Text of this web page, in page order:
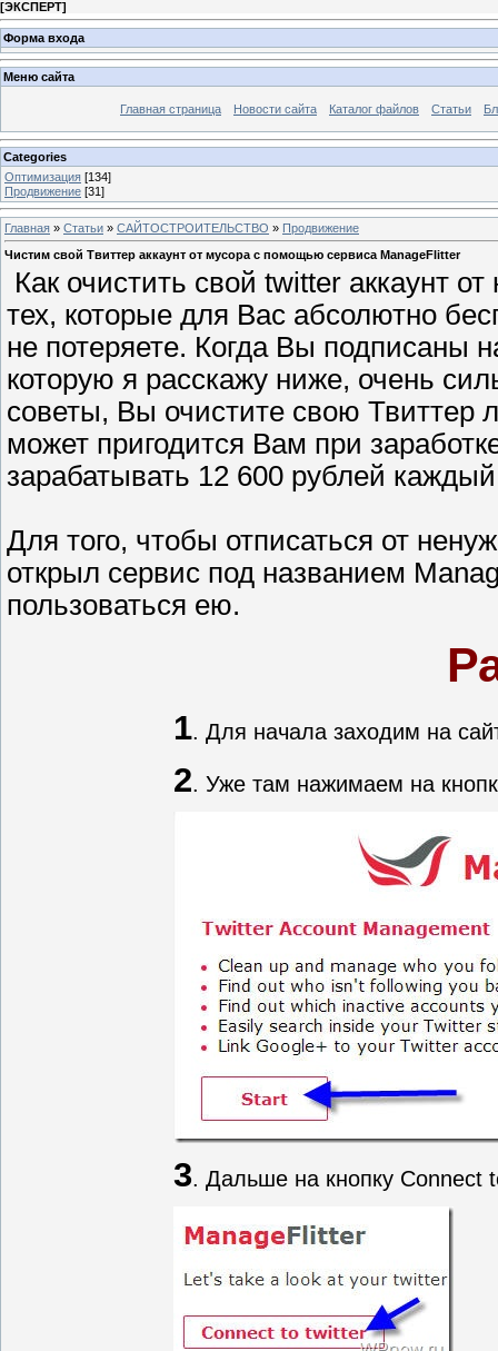
[ЭКСПЕРТ]
Форма входа
Меню сайта
Главная страница Новости сайта Каталог файлов Статьи
Categories
Оптимизация [134]
Продвижение [31]
Главная » Статьи » САЙТОСТРОИТЕЛЬСТВО » Продвижение
Чистим свой Твиттер аккаунт от мусора с помощью сервиса ManageFlitter
Как очистить свой twitter аккаунт
тех, которые для Вас абсолютно
не потеряете. Когда Вы подписаны
которую я расскажу ниже, очень
советы, Вы очистите свою Твиттер
может пригодится Вам при
зарабатывать 12 600 рублей
Для того, чтобы отписаться от
открыл сервис под названием
пользоваться ею.
Работа с
1. Для начала заходим на
2. Уже там нажимаем на
3. Дальше на кнопку Connect